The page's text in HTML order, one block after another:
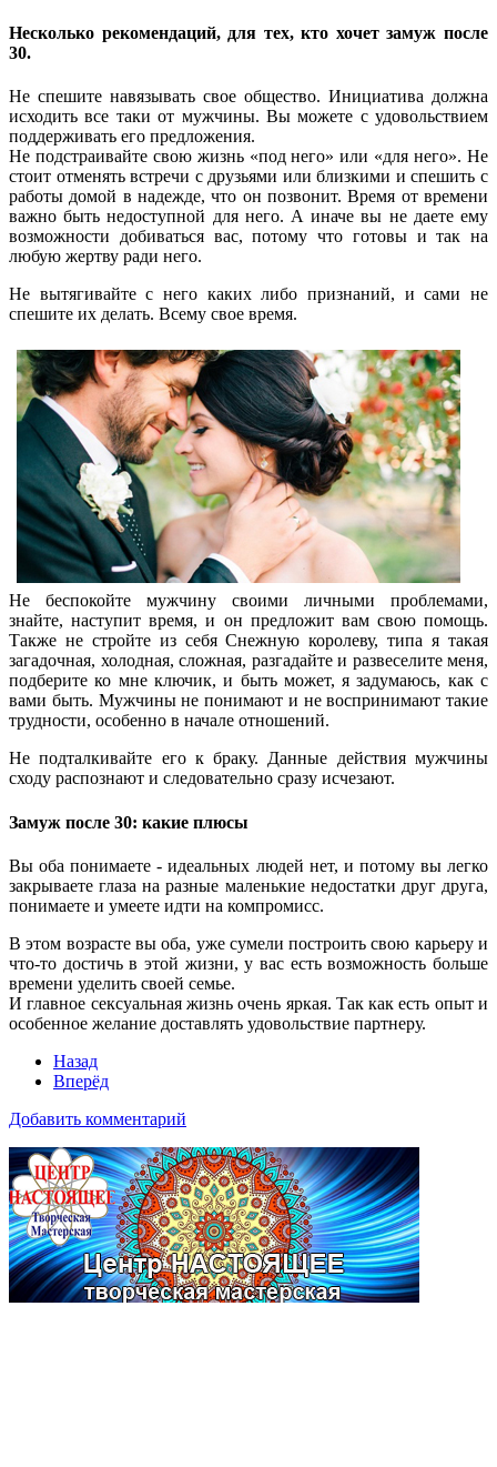
Несколько рекомендаций, для тех, кто хочет замуж после
30.
Не спешите навязывать свое общество. Инициатива должна
исходить все таки от мужчины. Вы можете с удовольствием
поддерживать его предложения.
Не подстраивайте свою жизнь «под него» или «для него». Не
стоит отменять встречи с друзьями или близкими и спешить с
работы домой в надежде, что он позвонит. Время от времени
важно быть недоступной для него. А иначе вы не даете ему
возможности добиваться вас, потому что готовы и так на
любую жертву ради него.
Не вытягивайте с него каких либо признаний, и сами не
спешите их делать. Всему свое время.
Не беспокойте мужчину своими личными проблемами,
знайте, наступит время, и он предложит вам свою помощь.
Также не стройте из себя Снежную королеву, типа я такая
загадочная, холодная, сложная, разгадайте и развеселите меня,
подберите ко мне ключик, и быть может, я задумаюсь, как с
вами быть. Мужчины не понимают и не воспринимают такие
трудности, особенно в начале отношений.
Не подталкивайте его к браку. Данные действия мужчины
сходу распознают и следовательно сразу исчезают.
Замуж после 30: какие плюсы
Вы оба понимаете - идеальных людей нет, и потому вы легко
закрываете глаза на разные маленькие недостатки друг друга,
понимаете и умеете идти на компромисс.
В этом возрасте вы оба, уже сумели построить свою карьеру и
что-то достичь в этой жизни, у вас есть возможность больше
времени уделить своей семье.
И главное сексуальная жизнь очень яркая. Так как есть опыт и
особенное желание доставлять удовольствие партнеру.
Назад
Вперёд
Добавить комментарий